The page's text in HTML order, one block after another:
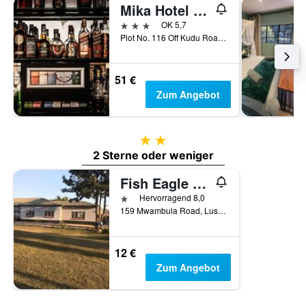
Mika Hotel Kabulonga
3 Sterne
OK 5,7
Plot No. 116 Off Kudu Road, Kabulonga, Lusaka, Sambia
51 €
Zum Angebot
2 Sterne
2 Sterne oder weniger
Fish Eagle Backpackers
1 SternHervorragend 8,0
159 Mwambula Road, Lusaka, Sambia
12 €
Zum Angebot